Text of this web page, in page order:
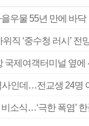
우물 55년 만에 바닥
직 ‘중수청 러시’
국제여객터미널 옆에
사인데…전교생 24명
소식…‘극한 폭염’